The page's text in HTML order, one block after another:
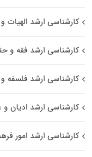
کارشناسی ارشد
کارشناسی ارشد فقه و
کارشناسی ارشد فلسفه و
کارشناسی ارشد ادیان
کارشناسی ارشد امور